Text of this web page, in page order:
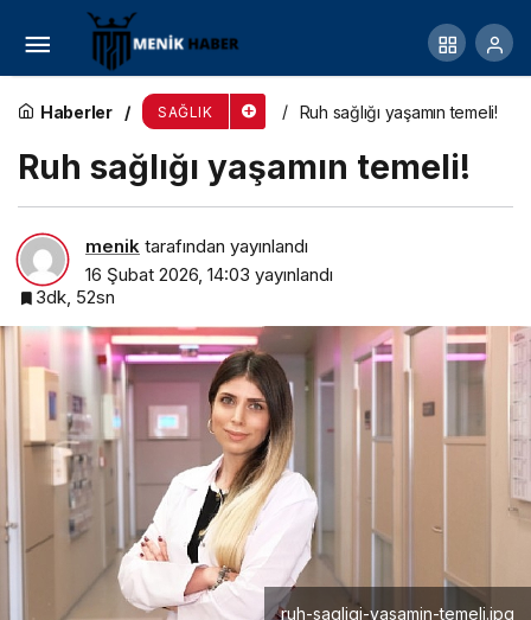
Haberler SAĞLIK Ruh sağlığı yaşamın temeli!
Ruh sağlığı yaşamın temeli!
menik tarafından yayınlandı
16 Şubat 2026, 14:03 yayınlandı
3dk, 52sn
ruh-sagligi-yasamin-temeli.jpg
Çöl Tozu Geliyor: Akciğerler için Sessiz Risk